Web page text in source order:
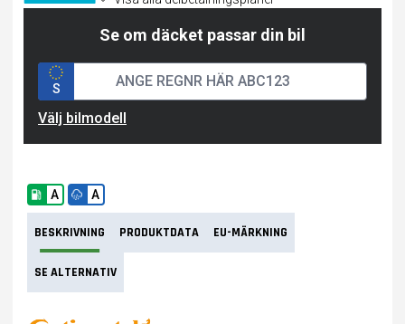
Se om däcket passar din bil
S
Välj bilmodell
A A
BESKRIVNING PRODUKTDATA EU-MÄRKNING
SE ALTERNATIV